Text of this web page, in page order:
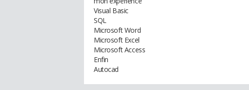
Visual Basic
SQL
Microsoft Word
Microsoft Excel
Microsoft Access
Enfin
Autocad